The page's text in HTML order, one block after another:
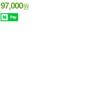
97,000원